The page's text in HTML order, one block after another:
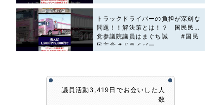
トラックドライバーの負担が深刻な
問題！！解決策とは！？ 国民民主
党参議院議員はまぐち誠 #国民
民主党 #ドライバー
議員活動3,419日でお会いした人
数